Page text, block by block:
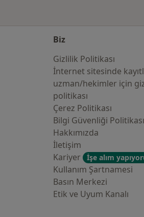
Biz
Gizlilik Politikası
İnternet sitesinde
uzman/hekimler i̇çin
politikası
Çerez Politikası
Bilgi Güvenliği Politikası
Hakkımızda
İletişim
Kariyer
İşe alım
Kullanım Şartnamesi
Basın Merkezi
Etik ve Uyum Kanalı